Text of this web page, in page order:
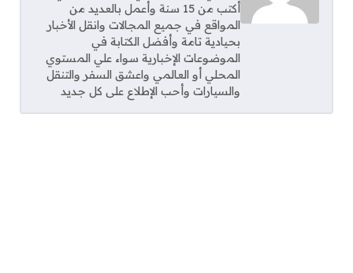
أكتب من 15 سنة وأعمل بالعديد من
المواقع في جميع المجالات وانقل الأخبار
بحيادية تامة وأفضل الكتابة في
الموضوعات الإخبارية سواء علي المستوي
المحلي أو العالمي واعشق السفر والتنقل
والسيارات وأحب الإطلاع على كل جديد